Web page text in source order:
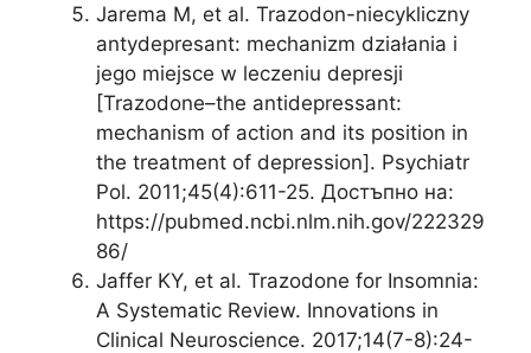
Jarema M, et al. Trazodon-niecykliczny
antydepresant: mechanizm działania i
jego miejsce w leczeniu depresji
[Trazodone–the antidepressant:
mechanism of action and its position in
the treatment of depression]. Psychiatr
Pol. 2011;45(4):611-25. Достъпно на:
https://pubmed.ncbi.nlm.nih.gov/222329
86/
Jaffer KY, et al. Trazodone for Insomnia:
A Systematic Review. Innovations in
Clinical Neuroscience. 2017;14(7-8):24-